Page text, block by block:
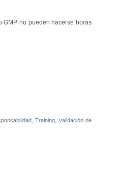
GMP no pueden hacerse horas
,Training
validación de